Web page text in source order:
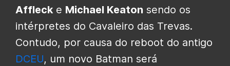
Affleck e Michael Keaton sendo os
intérpretes do Cavaleiro das Trevas.
Contudo, por causa do reboot do antigo
DCEU, um novo Batman será